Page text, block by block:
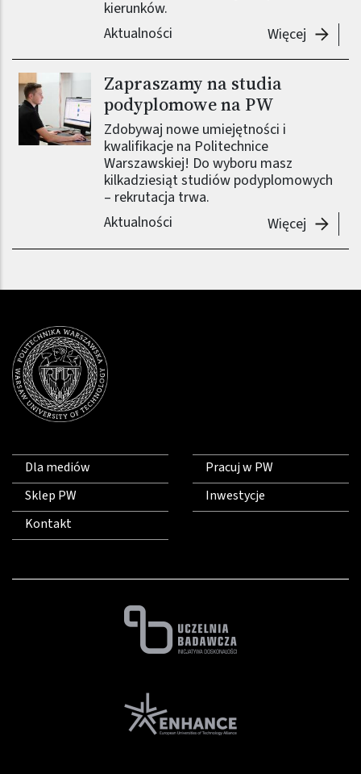
kierunków.
Aktualności
Więcej
Zapraszamy na studia
podyplomowe na PW
Zdobywaj nowe umiejętności i
kwalifikacje na Politechnice
Warszawskiej! Do wyboru masz
kilkadziesiąt studiów podyplomowych
– rekrutacja trwa.
Aktualności
Więcej
Dla mediów
Sklep PW
Kontakt
Pracuj w PW
Inwestycje